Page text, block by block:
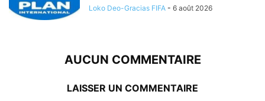
Loko Deo-Gracias FIFA - 6 août 2026
AUCUN COMMENTAIRE
LAISSER UN COMMENTAIRE